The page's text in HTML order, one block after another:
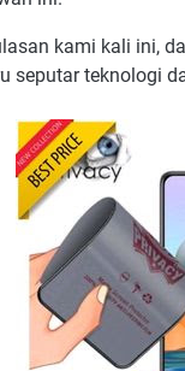
kami kali ini,
seputar teknologi